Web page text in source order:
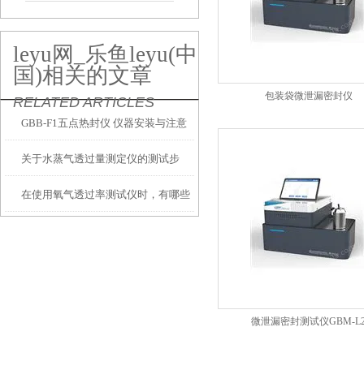
leyu网_乐鱼leyu(中
国)相关的文章
RELATED ARTICLES
GBB-F1五点热封仪 仪器安装与注意
事项
关于水蒸气透过量测定仪的测试步
骤，都在这里了！
在使用氧气透过率测试仪时，有哪些
包装袋微泄漏密封仪
微泄漏密封测试仪GBM-